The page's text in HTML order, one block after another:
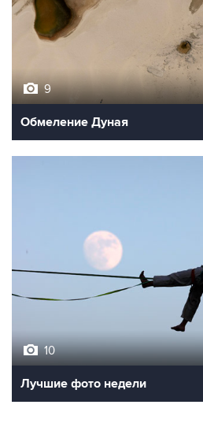
9
Обмеление Дуная
10
Лучшие фото недели